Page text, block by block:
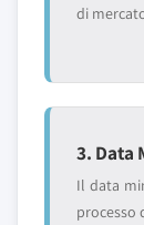
di
3. Data
Il data
processo